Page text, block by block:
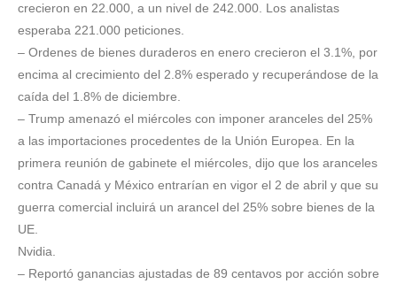
crecieron en 22.000, a un nivel de 242.000. Los analistas
esperaba 221.000 peticiones.
– Ordenes de bienes duraderos en enero crecieron el 3.1%, por
encima al crecimiento del 2.8% esperado y recuperándose de la
caída del 1.8% de diciembre.
– Trump amenazó el miércoles con imponer aranceles del 25%
a las importaciones procedentes de la Unión Europea. En la
primera reunión de gabinete el miércoles, dijo que los aranceles
contra Canadá y México entrarían en vigor el 2 de abril y que su
guerra comercial incluirá un arancel del 25% sobre bienes de la
UE.
Nvidia.
– Reportó ganancias ajustadas de 89 centavos por acción sobre